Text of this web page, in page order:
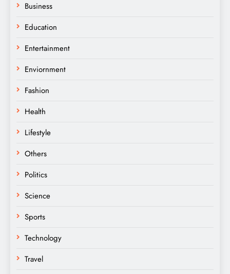
Business
Education
Entertainment
Enviornment
Fashion
Health
Lifestyle
Others
Politics
Science
Sports
Technology
Travel